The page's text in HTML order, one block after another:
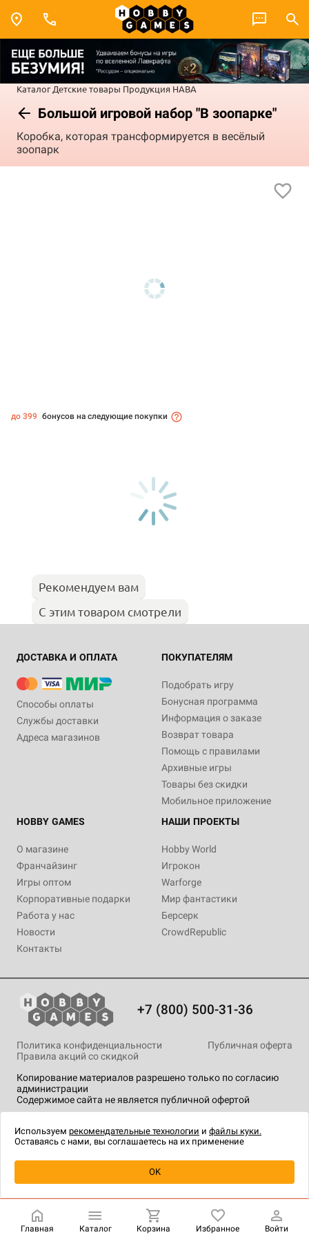
Каталог Детские товары Продукция HABA
Большой игровой набор "В зоопарке"
Коробка, которая трансформируется в весёлый
зоопарк
Уведомить о наличии
до 399 бонусов на следующие покупки
Рекомендуем вам
С этим товаром смотрели
ДОСТАВКА И ОПЛАТА
Способы оплаты
Службы доставки
Адреса магазинов
ПОКУПАТЕЛЯМ
Подобрать игру
Бонусная программа
Информация о заказе
Возврат товара
Помощь с правилами
Архивные игры
Товары без скидки
Мобильное приложение
HOBBY GAMES
О магазине
Франчайзинг
Игры оптом
Корпоративные подарки
Работа у нас
Новости
Контакты
НАШИ ПРОЕКТЫ
Hobby World
Игрокон
Warforge
Мир фантастики
Берсерк
CrowdRepublic
+7 (800) 500-31-36
Копирование материалов разрешено только по согласию
администрации
Содержимое сайта не является публичной офертой
Политика конфиденциальности
Публичная оферта
Правила акций со скидкой
технологии.
Главная Каталог Корзина Избранное Войти
Используем рекомендательные технологии и файлы куки.
Оставаясь с нами, вы соглашаетесь на их применение
OK